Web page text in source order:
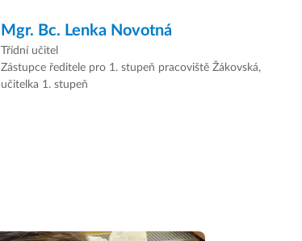
Mgr. Bc. Lenka Novotná
Třídní učitel
Zástupce ředitele pro 1. stupeň pracoviště Žákovská,
učitelka 1. stupeň